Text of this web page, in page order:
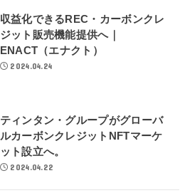
収益化できるREC・カーボンクレ
ジット販売機能提供へ｜
ENACT（エナクト）
2024.04.24
ティンタン・グループがグローバ
ルカーボンクレジットNFTマーケ
ット設立へ。
2024.04.22